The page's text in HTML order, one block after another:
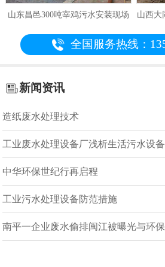
山东昌邑300吨宰鸡污水安装现场 山西大
全国服务热线：
新闻资讯
造纸废水处理技术
工业废水处理设备厂浅析生活污水设
中华环保世纪行再启程
工业污水处理设备防范措施
南平一企业废水偷排闽江被曝光与环